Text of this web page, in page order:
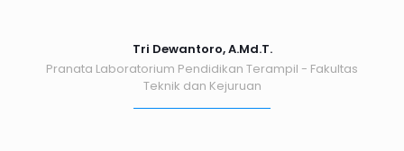
Tri Dewantoro, A.Md.T.
Pranata Laboratorium Pendidikan Terampil - Fakultas
Teknik dan Kejuruan